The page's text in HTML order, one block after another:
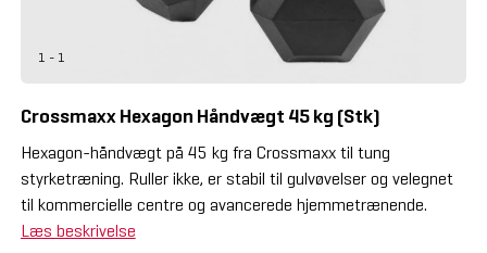
1 - 1
Crossmaxx Hexagon Håndvægt 45 kg (Stk)
Hexagon-håndvægt på 45 kg fra Crossmaxx til tung
styrketræning. Ruller ikke, er stabil til gulvøvelser og velegnet
til kommercielle centre og avancerede hjemmetrænende.
Læs beskrivelse